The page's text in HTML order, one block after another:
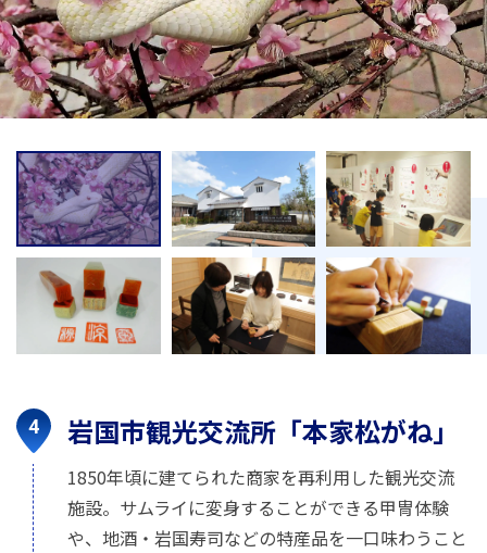
岩国市観光交流所「本家松がね」
1850年頃に建てられた商家を再利用した観光交流
施設。サムライに変身することができる甲冑体験
や、地酒・岩国寿司などの特産品を一口味わうこと